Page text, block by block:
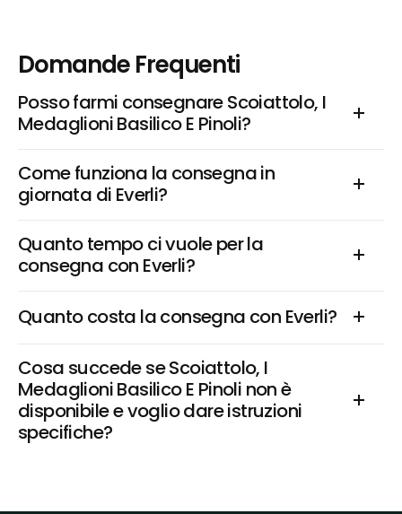
Domande Frequenti
Posso farmi consegnare Scoiattolo, I
Medaglioni Basilico E Pinoli?
Come funziona la consegna in
giornata di Everli?
Quanto tempo ci vuole per la
consegna con Everli?
Quanto costa la consegna con Everli?
Cosa succede se Scoiattolo, I
Medaglioni Basilico E Pinoli non è
disponibile e voglio dare istruzioni
specifiche?